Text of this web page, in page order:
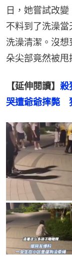
日，她嘗試改
不料到了洗澡
洗澡清潔。沒
朵尖部竟然被甩
【延伸閱讀】 殺
哭遭爺爺摔斃　